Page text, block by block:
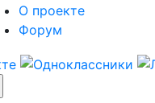
О проекте
Форум